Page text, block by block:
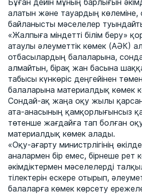
Бұған дейін мұның барлығын
алатын және тауардың көлеміне,
байланысты мәселелер
«Жалпыға міндетті білім беру»
атаулы әлеуметтік көмек (АӘК)
отбасылардың балаларына,
алмайтын, бірақ жан басына
табысы күнкөріс деңгейінен
балаларына материалдық көмек
Сондай-ақ жаңа оқу жылы
ата-анасының қамқорлығынсыз
төтенше жағдайға тап болған
материалдық көмек алады.
«Оқу-ағарту министрлігінің
аналармен бір емес, бірнеше рет
әкімдіктермен мәселелерді
тілектерін ескере отырып,
балаларға көмек көрсету